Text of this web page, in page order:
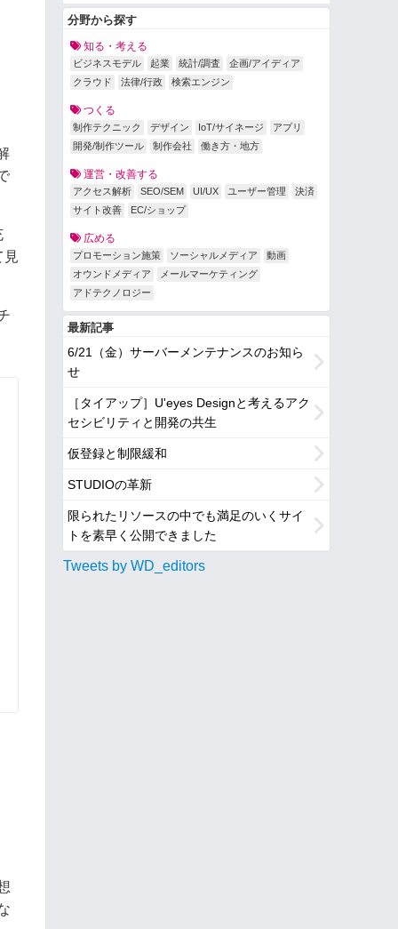
見
分野から探す
知る・考える
ビジネスモデル 起業 統計/調査
企画/アイディア
クラウド
法律/行政 検索エンジン
つくる
制作テクニック デザイン IoT/サイネージ
アプリ
開発/制作ツール
制作会社 働き方・地方
運営・改善する
アクセス解析 SEO/SEM UI/UX ユーザー管理
決済
サイト改善
EC/ショップ
広める
プロモーション施策 ソーシャルメディア
動画
オウンドメディア
メールマーケティング
アドテクノロジー
最新記事
6/21（金）サーバーメンテナンスのお知ら
せ
［タイアップ］U'eyes Designと考えるアク
セシビリティと開発の共生
仮登録と制限緩和
STUDIOの革新
限られたリソースの中でも満足のいくサイ
トを素早く公開できました
Tweets by WD_editors